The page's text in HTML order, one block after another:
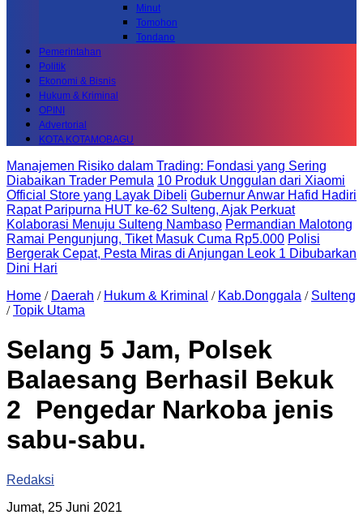
Minut
Tomohon
Tondano
Pemerintahan
Politik
Ekonomi & Bisnis
Hukum & Kriminal
OPINI
Advertorial
KOTA KOTAMOBAGU
Manajemen Risiko dalam Trading: Fondasi yang Sering
Diabaikan Trader Pemula 10 Produk Unggulan dari Xiaomi
Official Store yang Layak Dibeli Gubernur Anwar Hafid Hadiri
Rapat Paripurna HUT ke-62 Sulteng, Ajak Perkuat
Kolaborasi Menuju Sulteng Nambaso Permandian Malotong
Ramai Pengunjung, Tiket Masuk Cuma Rp5.000 Polisi
Bergerak Cepat, Pesta Miras di Anjungan Leok 1 Dibubarkan
Dini Hari
Home / Daerah / Hukum & Kriminal / Kab.Donggala / Sulteng
/Topik Utama
Selang 5 Jam, Polsek
Balaesang Berhasil Bekuk
2 Pengedar Narkoba jenis
sabu-sabu.
Redaksi
Jumat, 25 Juni 2021